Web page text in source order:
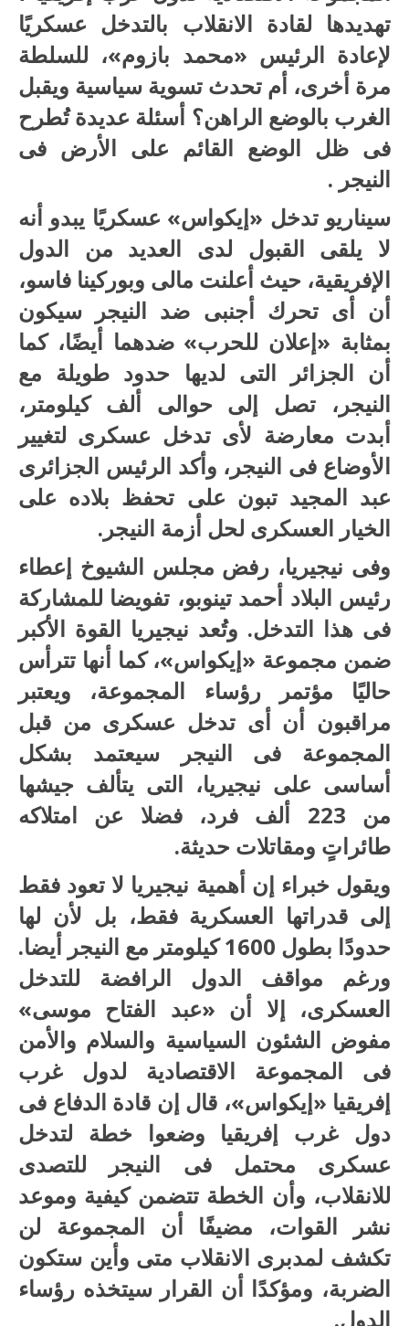
تهديدها لقادة الانقلاب بالتدخل عسكريًا
لإعادة الرئيس «محمد بازوم»، للسلطة
مرة أخرى، أم تحدث تسوية سياسية ويقبل
الغرب بالوضع الراهن؟ أسئلة عديدة تُطرح
فى ظل الوضع القائم على الأرض فى
النيجر .
سيناريو تدخل «إيكواس» عسكريًا يبدو أنه
لا يلقى القبول لدى العديد من الدول
الإفريقية، حيث أعلنت مالى وبوركينا فاسو،
أن أى تحرك أجنبى ضد النيجر سيكون
بمثابة «إعلان للحرب» ضدهما أيضًا، كما
أن الجزائر التى لديها حدود طويلة مع
النيجر، تصل إلى حوالى ألف كيلومتر،
أبدت معارضة لأى تدخل عسكرى لتغيير
الأوضاع فى النيجر، وأكد الرئيس الجزائرى
عبد المجيد تبون على تحفظ بلاده على
الخيار العسكرى لحل أزمة النيجر.
وفى نيجيريا، رفض مجلس الشيوخ إعطاء
رئيس البلاد أحمد تينوبو، تفويضا للمشاركة
فى هذا التدخل. وتُعد نيجيريا القوة الأكبر
ضمن مجموعة «إيكواس»، كما أنها تترأس
حاليًا مؤتمر رؤساء المجموعة، ويعتبر
مراقبون أن أى تدخل عسكرى من قبل
المجموعة فى النيجر سيعتمد بشكل
أساسى على نيجيريا، التى يتألف جيشها
من 223 ألف فرد، فضلا عن امتلاكه
طائراتٍ ومقاتلات حديثة.
ويقول خبراء إن أهمية نيجيريا لا تعود فقط
إلى قدراتها العسكرية فقط، بل لأن لها
حدودًا بطول 1600 كيلومتر مع النيجر أيضا.
ورغم مواقف الدول الرافضة للتدخل
العسكرى، إلا أن «عبد الفتاح موسى»
مفوض الشئون السياسية والسلام والأمن
فى المجموعة الاقتصادية لدول غرب
إفريقيا «إيكواس»، قال إن قادة الدفاع فى
دول غرب إفريقيا وضعوا خطة لتدخل
عسكرى محتمل فى النيجر للتصدى
للانقلاب، وأن الخطة تتضمن كيفية وموعد
نشر القوات، مضيفًا أن المجموعة لن
تكشف لمدبرى الانقلاب متى وأين ستكون
الضربة، ومؤكدًا أن القرار سيتخذه رؤساء
الدول.